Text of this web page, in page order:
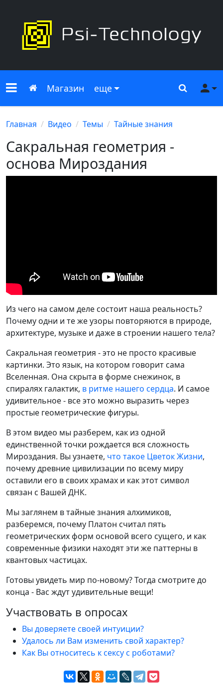
Меню сайта
Главная
Магазин еще Поиск
Главная Видео Темы Тайные знания
Сакральная геометрия -
основа Мироздания
Из чего на самом деле состоит наша реальность?
Почему одни и те же узоры повторяются в природе,
архитектуре, музыке и даже в строении нашего тела?
Сакральная геометрия - это не просто красивые
картинки. Это язык, на котором говорит сама
Вселенная. Она скрыта в форме снежинок, в
спиралях галактик, в ритме нашего сердца. И самое
удивительное - все это можно выразить через
простые геометрические фигуры.
В этом видео мы разберем, как из одной
единственной точки рождается вся сложность
Мироздания. Вы узнаете, что такое Цветок Жизни,
почему древние цивилизации по всему миру
оставили его в своих храмах и как этот символ
связан с Вашей ДНК.
Мы заглянем в тайные знания алхимиков,
разберемся, почему Платон считал пять
геометрических форм основой всего сущего, и как
современные физики находят эти же паттерны в
квантовых частицах.
Готовы увидеть мир по-новому? Тогда смотрите до
конца - Вас ждут удивительные вещи!
Участвовать в опросах
Вы доверяете своей интуиции?
Удалось ли Вам изменить свой характер?
Как Вы относитесь к сексу с роботами?